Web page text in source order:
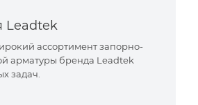
Leadtek
ассортимент запорно-
арматуры бренда Leadtek
задач.